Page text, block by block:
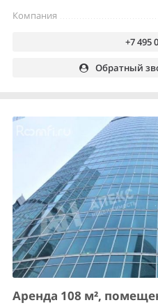
Компания
+7 495
Обратный
Аренда 108 м²,